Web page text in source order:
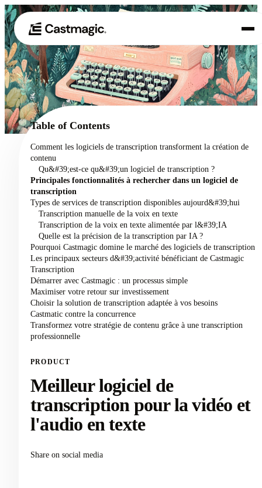
01 Produit
02 Cas d'utilisation
Tarification
À propos de nous
Table of Contents
Comment les logiciels de transcription transforment la création de
contenu
Qu&#39;est-ce qu&#39;un logiciel de transcription ?
Principales fonctionnalités à rechercher dans un logiciel de
transcription
Types de services de transcription disponibles aujourd&#39;hui
Transcription manuelle de la voix en texte
Transcription de la voix en texte alimentée par l&#39;IA
Quelle est la précision de la transcription par IA ?
Pourquoi Castmagic domine le marché des logiciels de transcription
Les principaux secteurs d&#39;activité bénéficiant de Castmagic
Transcription
Démarrer avec Castmagic : un processus simple
Maximiser votre retour sur investissement
Choisir la solution de transcription adaptée à vos besoins
Castmatic contre la concurrence
Transformez votre stratégie de contenu grâce à une transcription
professionnelle
PRODUCT
Meilleur logiciel de
transcription pour la vidéo et
l'audio en texte
Share on social media